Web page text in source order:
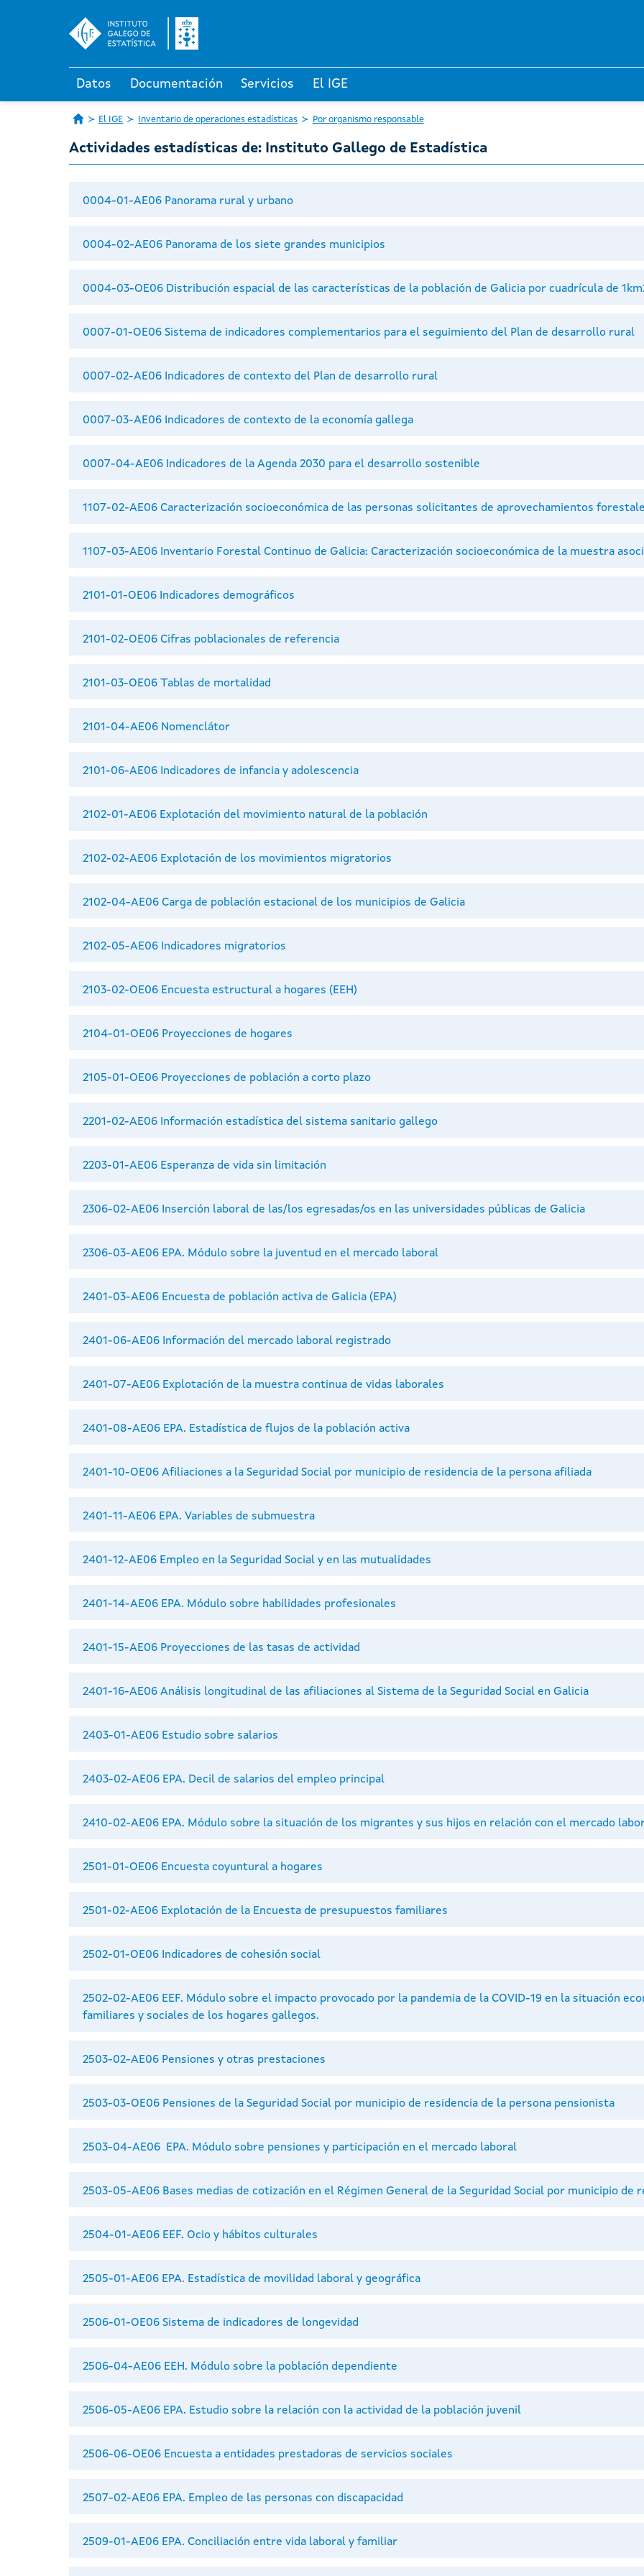
Datos Documentación Servicios El IGE
El IGE Inventario de operaciones estadísticas Por organismo responsable
Actividades estadísticas de: Instituto Gallego de Estadística
0004-01-AE06 Panorama rural y urbano
0004-02-AE06 Panorama de los siete grandes municipios
0004-03-OE06 Distribución espacial de las características de la población de Galicia por cuadrícula de
0007-01-OE06 Sistema de indicadores complementarios para el seguimiento del Plan de desarrollo rural
0007-02-AE06 Indicadores de contexto del Plan de desarrollo rural
0007-03-AE06 Indicadores de contexto de la economía gallega
0007-04-AE06 Indicadores de la Agenda 2030 para el desarrollo sostenible
1107-02-AE06 Caracterización socioeconómica de las personas solicitantes de aprovechamientos
1107-03-AE06 Inventario Forestal Continuo de Galicia: Caracterización socioeconómica de la muestra
2101-01-OE06 Indicadores demográficos
2101-02-OE06 Cifras poblacionales de referencia
2101-03-OE06 Tablas de mortalidad
2101-04-AE06 Nomenclátor
2101-06-AE06 Indicadores de infancia y adolescencia
2102-01-AE06 Explotación del movimiento natural de la población
2102-02-AE06 Explotación de los movimientos migratorios
2102-04-AE06 Carga de población estacional de los municipios de Galicia
2102-05-AE06 Indicadores migratorios
2103-02-OE06 Encuesta estructural a hogares (EEH)
2104-01-OE06 Proyecciones de hogares
2105-01-OE06 Proyecciones de población a corto plazo
2201-02-AE06 Información estadística del sistema sanitario gallego
2203-01-AE06 Esperanza de vida sin limitación
2306-02-AE06 Inserción laboral de las/los egresadas/os en las universidades públicas de Galicia
2306-03-AE06 EPA. Módulo sobre la juventud en el mercado laboral
2401-03-AE06 Encuesta de población activa de Galicia (EPA)
2401-06-AE06 Información del mercado laboral registrado
2401-07-AE06 Explotación de la muestra continua de vidas laborales
2401-08-AE06 EPA. Estadística de flujos de la población activa
2401-10-OE06 Afiliaciones a la Seguridad Social por municipio de residencia de la persona afiliada
2401-11-AE06 EPA. Variables de submuestra
2401-12-AE06 Empleo en la Seguridad Social y en las mutualidades
2401-14-AE06 EPA. Módulo sobre habilidades profesionales
2401-15-AE06 Proyecciones de las tasas de actividad
2401-16-AE06 Análisis longitudinal de las afiliaciones al Sistema de la Seguridad Social en Galicia
2403-01-AE06 Estudio sobre salarios
2403-02-AE06 EPA. Decil de salarios del empleo principal
2410-02-AE06 EPA. Módulo sobre la situación de los migrantes y sus hijos en relación con el mercado
2501-01-OE06 Encuesta coyuntural a hogares
2501-02-AE06 Explotación de la Encuesta de presupuestos familiares
2502-01-OE06 Indicadores de cohesión social
2502-02-AE06 EEF. Módulo sobre el impacto provocado por la pandemia de la COVID-19 en la situación
familiares y sociales de los hogares gallegos.
2503-02-AE06 Pensiones y otras prestaciones
2503-03-OE06 Pensiones de la Seguridad Social por municipio de residencia de la persona pensionista
2503-04-AE06 EPA. Módulo sobre pensiones y participación en el mercado laboral
2503-05-AE06 Bases medias de cotización en el Régimen General de la Seguridad Social por municipio de
2504-01-AE06 EEF. Ocio y hábitos culturales
2505-01-AE06 EPA. Estadística de movilidad laboral y geográfica
2506-01-OE06 Sistema de indicadores de longevidad
2506-04-AE06 EEH. Módulo sobre la población dependiente
2506-05-AE06 EPA. Estudio sobre la relación con la actividad de la población juvenil
2506-06-OE06 Encuesta a entidades prestadoras de servicios sociales
2507-02-AE06 EPA. Empleo de las personas con discapacidad
2509-01-AE06 EPA. Conciliación entre vida laboral y familiar